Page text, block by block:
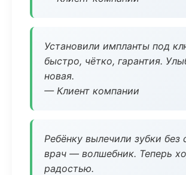
Установили импланты под
быстро, чётко, гарантия.
новая.
— Клиент компании
Ребёнку вылечили зубки без
врач — волшебник. Теперь
радостью.